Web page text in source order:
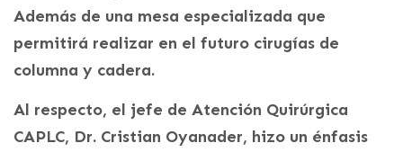
Además de una mesa especializada que
permitirá realizar en el futuro cirugías de
columna y cadera.
Al respecto, el jefe de Atención Quirúrgica
CAPLC, Dr. Cristian Oyanader, hizo un énfasis